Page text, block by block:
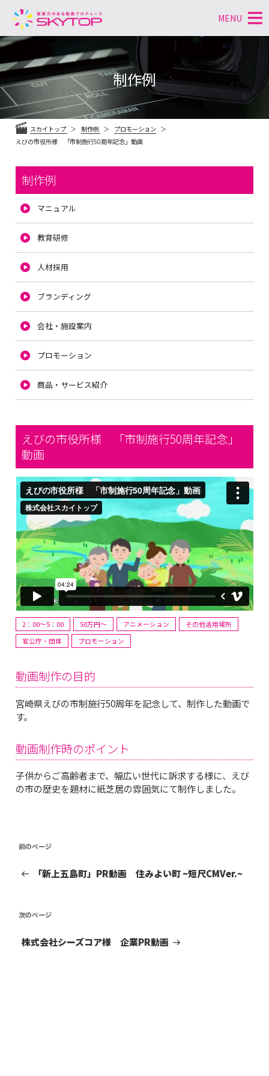
コ
テ
ツ
へ
ス
MENU
制作例
スカイトップ 制作例
プロモーション
えびの市役所様 「市制施行50周年記念」動画
制作例
マニュアル
教育研修
人材採用
ブランディング
会社・施設案内
プロモーション
商品・サービス紹介
えびの市役所様 「市制施行50周年記念」
動画
2：00～5：00 50万円〜 アニメーション
その他活用場所
官公庁・団体
プロモーション
動画制作の目的
宮崎県えびの市制施行50周年を記念して、制作した動画で
す。
動画制作時のポイント
子供からご高齢者まで、幅広い世代に訴求する様に、えび
の市の歴史を題材に紙芝居の雰囲気にて制作しました。
投
ナ
ー
シ
前
投
前
「新上五島町」PR動画 住みよい町 ~短尺CMVer.~
次
投
次
株式会社シーズコア様 企業PR動画